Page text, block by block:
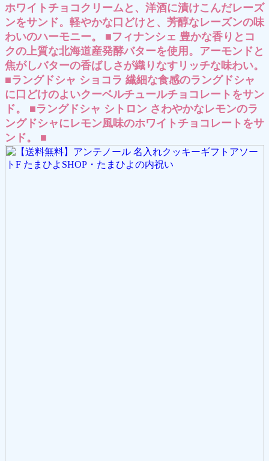
ホワイトチョコクリームと、洋酒に漬けこんだレーズ
ンをサンド。軽やかな口どけと、芳醇なレーズンの味
わいのハーモニー。 ■フィナンシェ 豊かな香りとコ
クの上質な北海道産発酵バターを使用。アーモンドと
焦がしバターの香ばしさが織りなすリッチな味わい。
■ラングドシャ ショコラ 繊細な食感のラングドシャ
に口どけのよいクーベルチュールチョコレートをサン
ド。 ■ラングドシャ シトロン さわやかなレモンのラ
ングドシャにレモン風味のホワイトチョコレートをサ
ンド。 ■